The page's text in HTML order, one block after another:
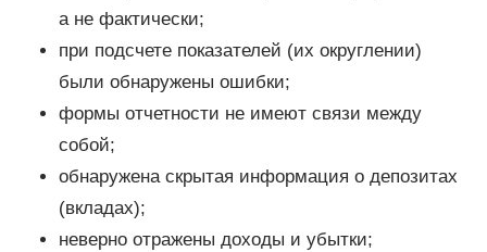
а не фактически;
при подсчете показателей (их округлении)
были обнаружены ошибки;
формы отчетности не имеют связи между
собой;
обнаружена скрытая информация о депозитах
(вкладах);
неверно отражены доходы и убытки;